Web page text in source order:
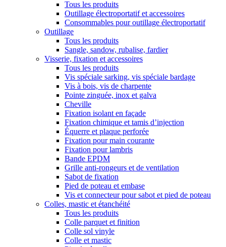
Tous les produits
Outillage électroportatif et accessoires
Consommables pour outillage électroportatif
Outillage
Tous les produits
Sangle, sandow, rubalise, fardier
Visserie, fixation et accessoires
Tous les produits
Vis spéciale sarking, vis spéciale bardage
Vis à bois, vis de charpente
Pointe zinguée, inox et galva
Cheville
Fixation isolant en façade
Fixation chimique et tamis d’injection
Équerre et plaque perforée
Fixation pour main courante
Fixation pour lambris
Bande EPDM
Grille anti-rongeurs et de ventilation
Sabot de fixation
Pied de poteau et embase
Vis et connecteur pour sabot et pied de poteau
Colles, mastic et étanchéité
Tous les produits
Colle parquet et finition
Colle sol vinyle
Colle et mastic